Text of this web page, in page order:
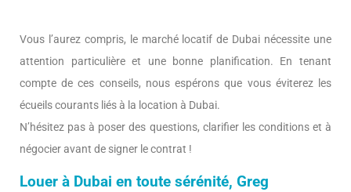
Vous l’aurez compris, le marché locatif de Dubai nécessite une
attention particulière et une bonne planification. En tenant
compte de ces conseils, nous espérons que vous éviterez les
écueils courants liés à la location à Dubai.
N’hésitez pas à poser des questions, clarifier les conditions et à
négocier avant de signer le contrat !
Louer à Dubai en toute sérénité, Greg